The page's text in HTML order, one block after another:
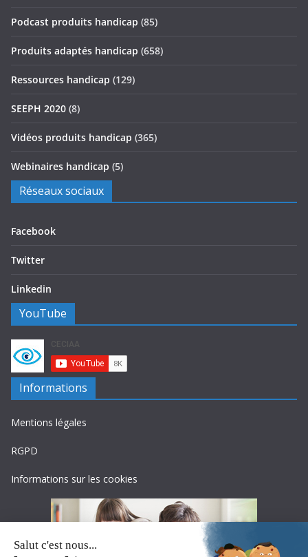
Podcast produits handicap (85)
Produits adaptés handicap (658)
Ressources handicap (129)
SEEPH 2020 (8)
Vidéos produits handicap (365)
Webinaires handicap (5)
Réseaux sociaux
Facebook
Twitter
Linkedin
YouTube
Informations
Mentions légales
RGPD
Informations sur les cookies